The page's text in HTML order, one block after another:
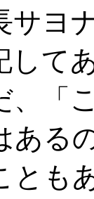
サヨ
して
、「
ある
とも